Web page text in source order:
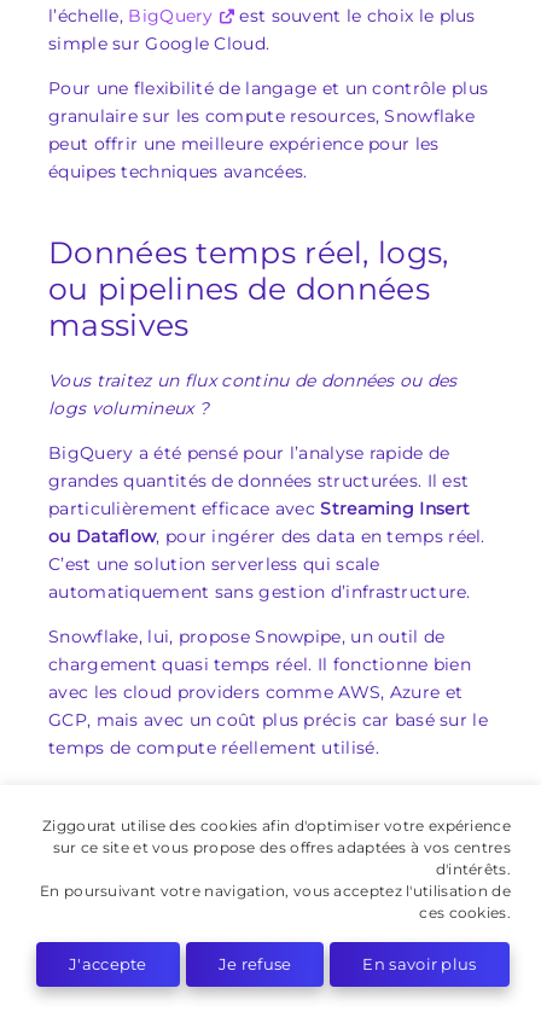
l’échelle, BigQuery
est souvent le choix le plus
simple sur Google Cloud.
Pour une flexibilité de langage et un contrôle plus
granulaire sur les compute resources, Snowflake
peut offrir une meilleure expérience pour les
équipes techniques avancées.
Données temps réel, logs,
ou pipelines de données
massives
Vous traitez un flux continu de données ou des
logs volumineux ?
BigQuery a été pensé pour l’analyse rapide de
grandes quantités de données structurées. Il est
particulièrement efficace avecStreaming Insert
ou Dataflow, pour ingérer des data en temps réel.
C’est une solution serverless qui scale
automatiquement sans gestion d’infrastructure.
Snowflake, lui, propose Snowpipe, un outil de
chargement quasi temps réel. Il fonctionne bien
avec les cloud providers comme AWS, Azure et
GCP, mais avec un coût plus précis car basé sur le
temps de compute réellement utilisé.
de traitement, et l’intégration fluideavec d’autres
services Google, BigQuery est clairement
Pour des workloads planifiés ou des volumes
constants mais non critiques en temps réel,
Snowflake peut suffire, avec un meilleur contrôle
sur les coûts.
Ziggourat utilise des cookies afin d'optimiser votre expérience
sur ce site et vous propose des offres adaptées à vos centres
d'intérêts.
En poursuivant votre navigation, vous acceptez l'utilisation de
ces cookies.
J'accepte Je refuse En savoir plus